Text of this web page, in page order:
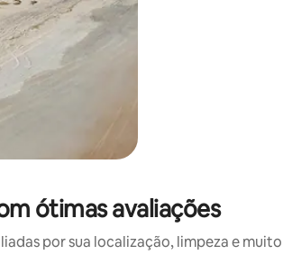
ótimas avaliações
por sua localização, limpeza e muito